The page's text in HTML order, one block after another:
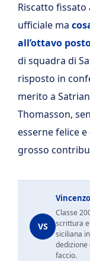
Riscatto
ufficiale ma
all’ottavo
di squadra di
risposto in
merito a
Thomasson,
esserne felice
grosso
VS
Classe
scrittura
siciliana
dedizione
faccio.